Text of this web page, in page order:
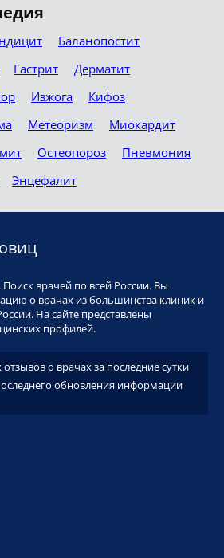
Баланопостит
Гастрит
Дерматит
Изжога
Кифоз
Метеоризм
Миокардит
Остеопороз
Пневмония
Энцефалит
врачей по всей России. Вы
о врачах из большинства клиник и
На сайте представлены
профилей.
о врачах за последние сутки
обновления информации